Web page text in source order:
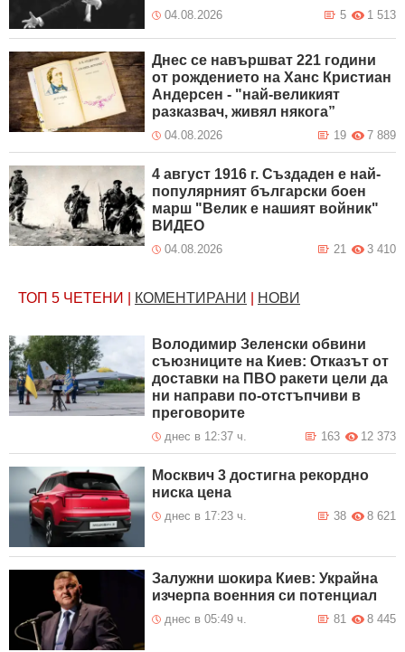
04.08.2026 1 513
5
Днес се навършват 221 години
от рождението на Ханс Кристиан
Андерсен - "най-великият
разказвач, живял някога”
04.08.2026 7 889
19
4 август 1916 г. Създаден е най-
популярният български боен
марш "Велик е нашият войник"
ВИДЕО
04.08.2026 3 410
21
ТОП 5 ЧЕТЕНИ КОМЕНТИРАНИ НОВИ
Володимир Зеленски обвини
съюзниците на Киев: Отказът от
доставки на ПВО ракети цели да
ни направи по-отстъпчиви в
преговорите
днес в 12:37 ч. 12 373
163
Москвич 3 достигна рекордно
ниска цена
днес в 17:23 ч. 8 621
38
Залужни шокира Киев: Украйна
изчерпа военния си потенциал
днес в 05:49 ч. 8 445
81